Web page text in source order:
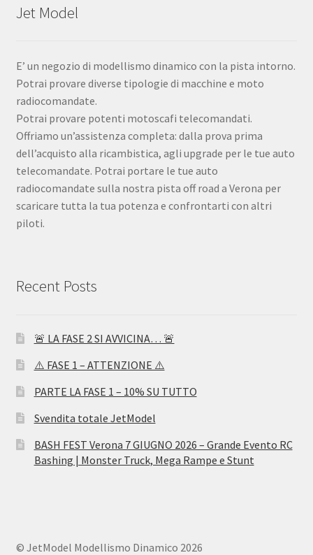
Jet Model
E’ un negozio di modellismo dinamico con la pista intorno.
Potrai provare diverse tipologie di macchine e moto
radiocomandate.
Potrai provare potenti motoscafi telecomandati.
Offriamo un’assistenza completa: dalla prova prima
dell’acquisto alla ricambistica, agli upgrade per le tue auto
telecomandate. Potrai portare le tue auto
radiocomandate sulla nostra pista off road a Verona per
scaricare tutta la tua potenza e confrontarti con altri
piloti.
Recent Posts
🚨 LA FASE 2 SI AVVICINA… 🚨
⚠️ FASE 1 – ATTENZIONE ⚠️
PARTE LA FASE 1 – 10% SU TUTTO
Svendita totale JetModel
BASH FEST Verona 7 GIUGNO 2026 – Grande Evento RC
Bashing | Monster Truck, Mega Rampe e Stunt
© JetModel Modellismo Dinamico 2026